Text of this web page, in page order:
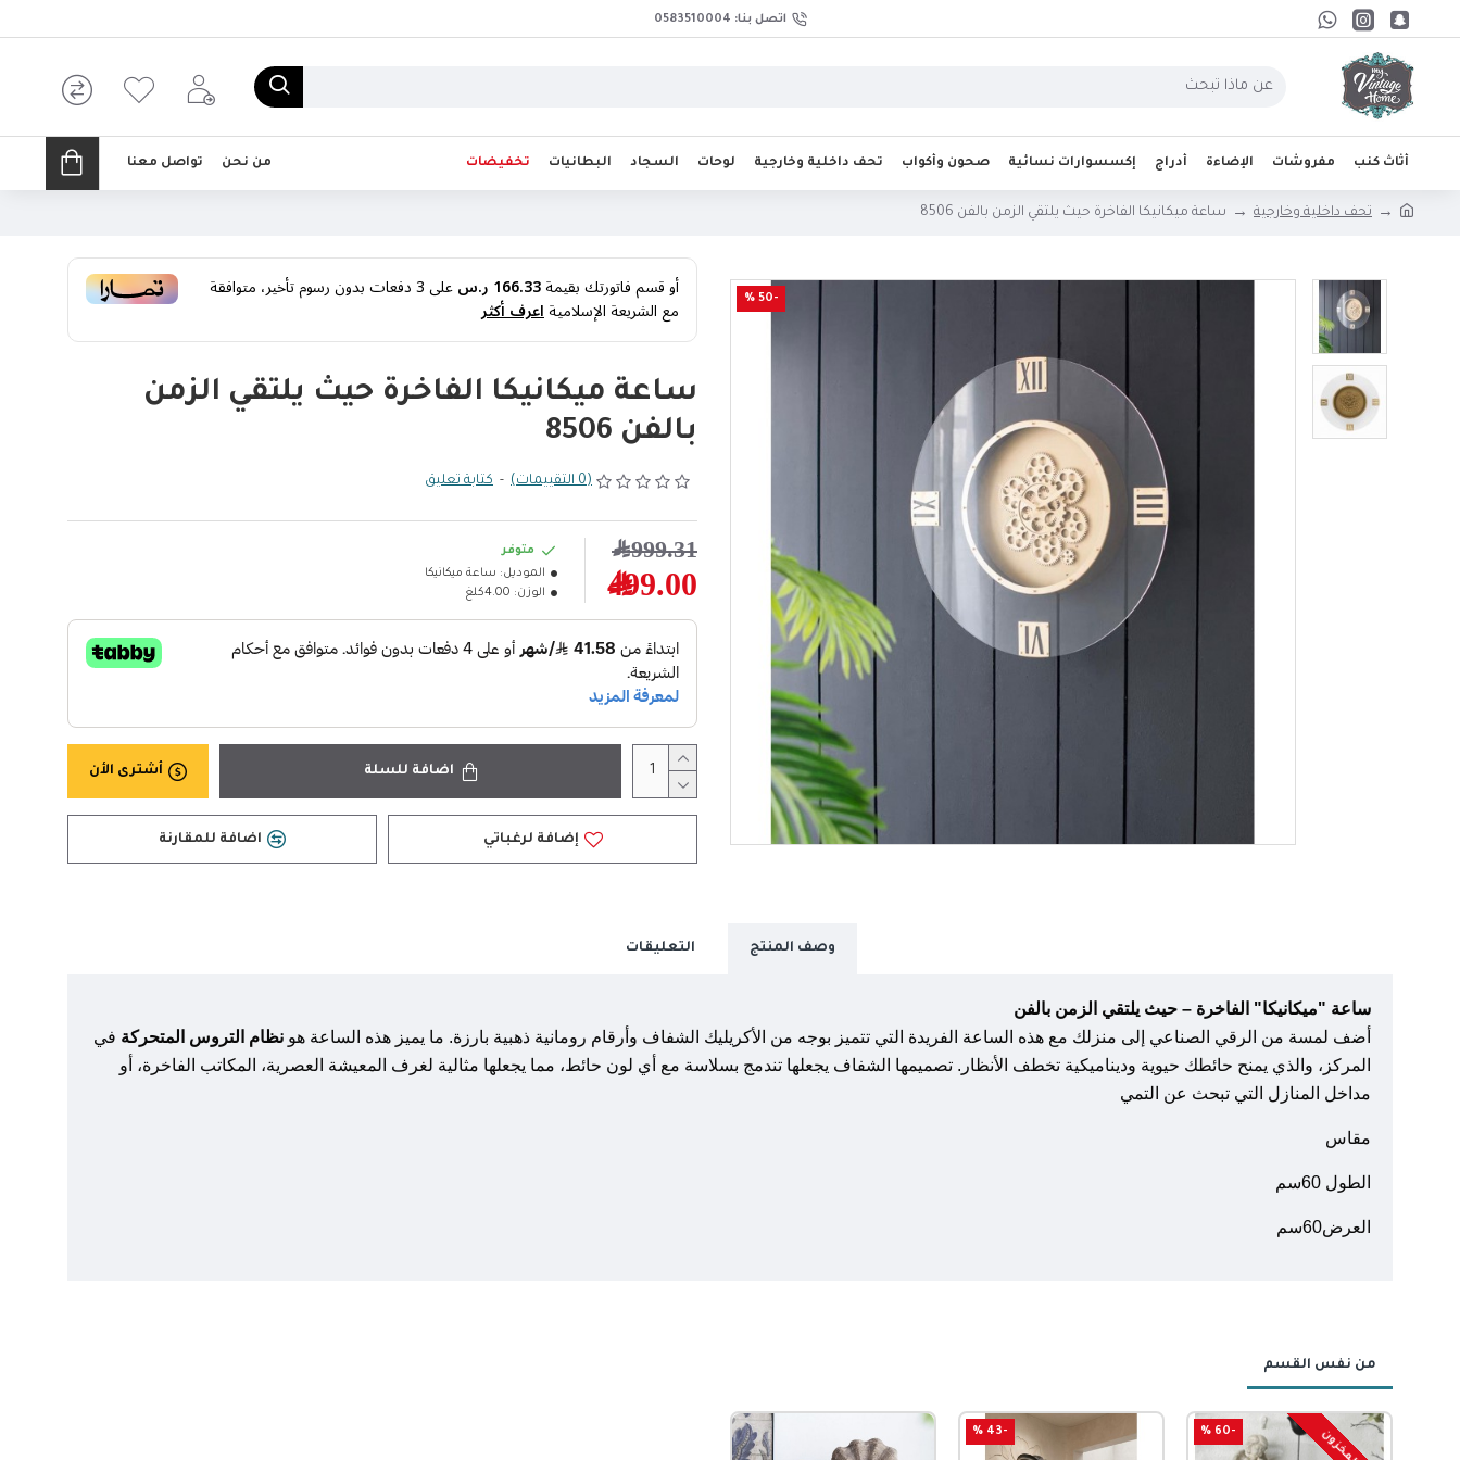
اتصل بنا: 0583510004
أثاث كنب مفروشات الإضاءة أدراج إكسسوارات نسائية صحون وأكواب تحف داخلية وخارجية لوحات السجاد البطانيات تخفيضات من نحن تواصل معنا
تحف داخلية وخارجية ساعة ميكانيكا الفاخرة حيث يلتقي الزمن بالفن 8506
-50 % أو قسم فاتورتك بقيمة166.33 ر.س على3دفعات بدون رسوم تأخير، متوافقة
مع الشريعة الإسلاميةاعرف أكثر
ساعة ميكانيكا الفاخرة حيث يلتقي الزمن
بالفن 8506
(0 التقييمات) - كتابة تعليق
499.00﷼
999.31﷼
متوفر
الموديل: ساعة ميكانيكا
الوزن: 4.00كلغ
اضافة للسلة أشترى الأن
إضافة لرغباتي اضافة للمقارنة
وصف المنتج التعليقات
ساعة "ميكانيكا" الفاخرة – حيث يلتقي الزمن بالفن
أضف لمسة من الرقي الصناعي إلى منزلك مع هذه الساعة الفريدة التي تتميز بوجه من الأكريليك الشفاف وأرقام رومانية ذهبية بارزة. ما يميز هذه الساعة هو نظام التروس المتحركة في
المركز، والذي يمنح حائطك حيوية وديناميكية تخطف الأنظار. تصميمها الشفاف يجعلها تندمج بسلاسة مع أي لون حائط، مما يجعلها مثالية لغرف المعيشة العصرية، المكاتب الفاخرة، أو
مداخل المنازل التي تبحث عن التمي
مقاس
الطول 60سم
العرض60سم
من نفس القسم
-60 %
-43 %